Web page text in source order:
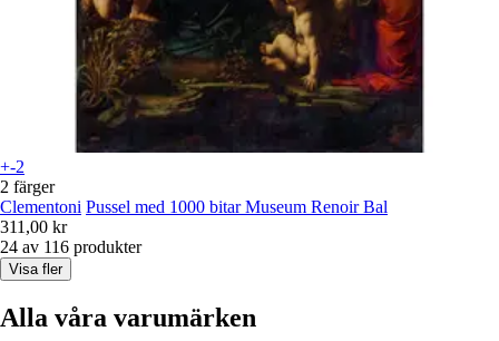
+-2
2 färger
Clementoni Pussel med 1000 bitar Museum Renoir Bal
311,00 kr
24 av 116 produkter
Visa fler
Alla våra varumärken